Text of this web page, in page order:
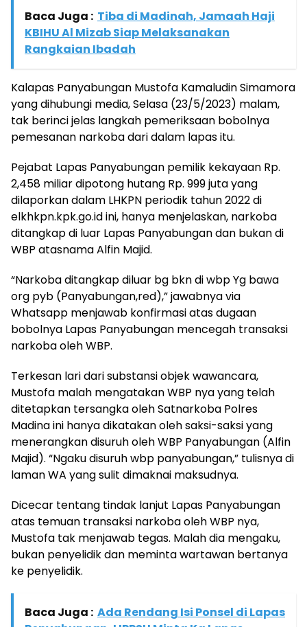
Baca Juga : Tiba di Madinah, Jamaah Haji
KBIHU Al Mizab Siap Melaksanakan
Rangkaian Ibadah
Kalapas Panyabungan Mustofa Kamaludin Simamora
yang dihubungi media, Selasa (23/5/2023) malam,
tak berinci jelas langkah pemeriksaan bobolnya
pemesanan narkoba dari dalam lapas itu.
Pejabat Lapas Panyabungan pemilik kekayaan Rp.
2,458 miliar dipotong hutang Rp. 999 juta yang
dilaporkan dalam LHKPN periodik tahun 2022 di
elkhkpn.kpk.go.id ini, hanya menjelaskan, narkoba
ditangkap di luar Lapas Panyabungan dan bukan di
WBP atasnama Alfin Majid.
“Narkoba ditangkap diluar bg bkn di wbp Yg bawa
org pyb (Panyabungan,red),” jawabnya via
Whatsapp menjawab konfirmasi atas dugaan
bobolnya Lapas Panyabungan mencegah transaksi
narkoba oleh WBP.
Terkesan lari dari substansi objek wawancara,
Mustofa malah mengatakan WBP nya yang telah
ditetapkan tersangka oleh Satnarkoba Polres
Madina ini hanya dikatakan oleh saksi-saksi yang
menerangkan disuruh oleh WBP Panyabungan (Alfin
Majid). “Ngaku disuruh wbp panyabungan,” tulisnya di
laman WA yang sulit dimaknai maksudnya.
Dicecar tentang tindak lanjut Lapas Panyabungan
atas temuan transaksi narkoba oleh WBP nya,
Mustofa tak menjawab tegas. Malah dia mengaku,
bukan penyelidik dan meminta wartawan bertanya
ke penyelidik.
Baca Juga : Ada Rendang Isi Ponsel di Lapas